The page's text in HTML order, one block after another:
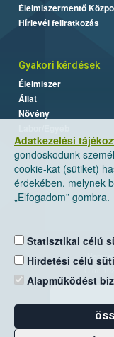
Adatkezelési
gondoskodunk
cookie-kat (sütiket)
érdekében, melynek
„Elfogadom” gombra.
Statisztikai célú
Hirdetési célú
Alapműködést
Élelmiszermentő
Hírlevél feliratkozás
Gyakori kérdések
Élelmiszer
Állat
Növény
E-